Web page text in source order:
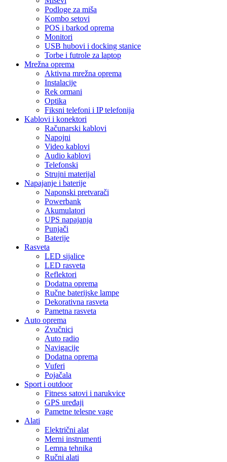
Podloge za miša
Kombo setovi
POS i barkod oprema
Monitori
USB hubovi i docking stanice
Torbe i futrole za laptop
Mrežna oprema
Aktivna mrežna oprema
Instalacije
Rek ormani
Optika
Fiksni telefoni i IP telefonija
Kablovi i konektori
Računarski kablovi
Napojni
Video kablovi
Audio kablovi
Telefonski
Strujni materijal
Napajanje i baterije
Naponski pretvarači
Powerbank
Akumulatori
UPS napajanja
Punjači
Baterije
Rasveta
LED sijalice
LED rasveta
Reflektori
Dodatna oprema
Ručne baterijske lampe
Dekorativna rasveta
Pametna rasveta
Auto oprema
Zvučnici
Auto radio
Navigacije
Dodatna oprema
Vuferi
Pojačala
Sport i outdoor
Fitness satovi i narukvice
GPS uređaji
Pametne telesne vage
Alati
Električni alat
Merni instrumenti
Lemna tehnika
Ručni alati